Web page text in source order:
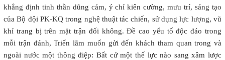
khẳng định tinh thần dũng cảm, ý chí kiên cường, mưu trí, sáng tạo
của Bộ đội PK-KQ trong nghệ thuật tác chiến, sử dụng lực lượng, vũ
khí trang bị trên mặt trận đối không. Đề cao yếu tố độc đáo trong
mỗi trận đánh, Triển lãm muốn gửi đến khách tham quan trong và
ngoài nước một thông điệp: Bất cứ một thế lực nào sang xâm lược